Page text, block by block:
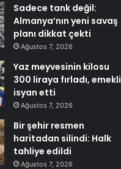
Sadece tank değil:
Almanya’nın yeni savaş
planı dikkat çekti
Ağustos 7, 2026
Yaz meyvesinin kilosu
300 liraya fırladı, emekli
isyan etti
Ağustos 7, 2026
Bir şehir resmen
haritadan silindi: Halk
tahliye edildi
Ağustos 7, 2026